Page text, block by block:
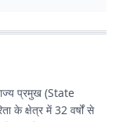
प्रमुख (State
के क्षेत्र में 32 वर्षों से